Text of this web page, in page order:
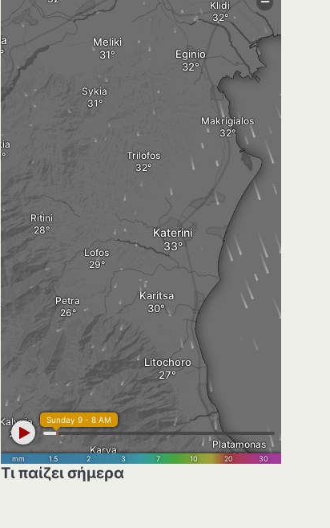
Τι παίζει σήμερα